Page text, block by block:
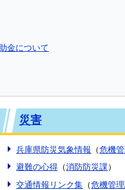
金について
災害
兵庫県防災気象情報 （危機
避難の心得 （消防防災課）
交通情報リンク集 （危機管